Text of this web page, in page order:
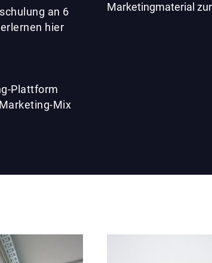
an 6
hier
Plattform
Mix
Marketingmaterial